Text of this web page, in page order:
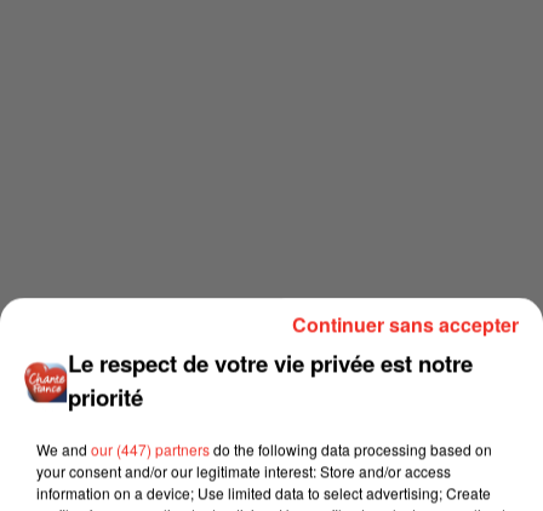
Le respect de votre vie privée est notre
priorité
We and our (447) partnersdo the following data processing based on
your consent and/or our legitimate interest: Store and/or access
information on a device; Use limited data to select advertising; Create
Continuer sans accepter